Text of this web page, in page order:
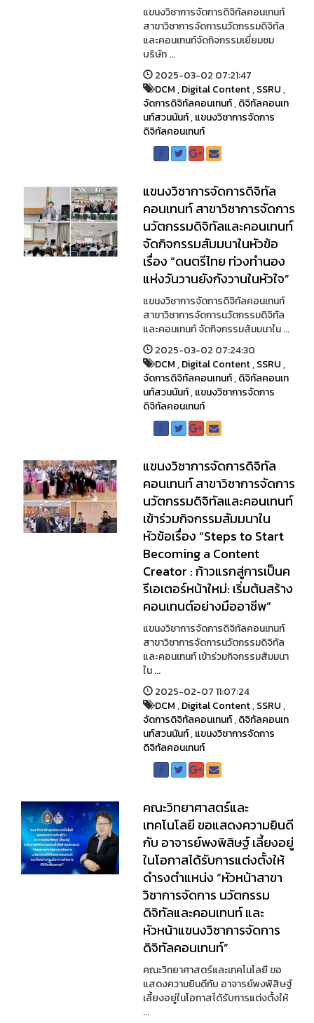
แขนงวิชาการจัดการดิจิทัลคอนเทนท์
สาขาวิชาการจัดการนวัตกรรมดิจิทัล
และคอนเทนท์จัดกิจกรรมเยี่ยมชม
บริษัท ...
2025-03-02 07:21:47
DCM,Digital Content,SSRU,
จัดการดิจิทัลคอนเทนท์,ดิจิทัลคอนเท
นท์สวนนันท์,แขนงวิชาการจัดการ
ดิจิทัลคอนเทนท์
แขนงวิชาการจัดการดิจิทัล
คอนเทนท์ สาขาวิชาการจัดการ
นวัตกรรมดิจิทัลและคอนเทนท์
จัดกิจกรรมสัมมนาในหัวข้อ
เรื่อง “ดนตรีไทย ท่วงทำนอง
แห่งวันวานยังกังวานในหัวใจ”
แขนงวิชาการจัดการดิจิทัลคอนเทนท์
สาขาวิชาการจัดการนวัตกรรมดิจิทัล
และคอนเทนท์ จัดกิจกรรมสัมมนาใน ...
2025-03-02 07:24:30
DCM,Digital Content,SSRU,
จัดการดิจิทัลคอนเทนท์,ดิจิทัลคอนเท
นท์สวนนันท์,แขนงวิชาการจัดการ
ดิจิทัลคอนเทนท์
แขนงวิชาการจัดการดิจิทัล
คอนเทนท์ สาขาวิชาการจัดการ
นวัตกรรมดิจิทัลและคอนเทนท์
เข้าร่วมกิจกรรมสัมมนาใน
หัวข้อเรื่อง “Steps to Start
Becoming a Content
Creator : ก้าวแรกสู่การเป็นค
รีเอเตอร์หน้าใหม่: เริ่มต้นสร้าง
คอนเทนต์อย่างมืออาชีพ”
แขนงวิชาการจัดการดิจิทัลคอนเทนท์
สาขาวิชาการจัดการนวัตกรรมดิจิทัล
และคอนเทนท์ เข้าร่วมกิจกรรมสัมมนา
ใน ...
2025-02-07 11:07:24
DCM,Digital Content,SSRU,
จัดการดิจิทัลคอนเทนท์,ดิจิทัลคอนเท
นท์สวนนันท์,แขนงวิชาการจัดการ
ดิจิทัลคอนเทนท์
คณะวิทยาศาสตร์และ
เทคโนโลยี ขอแสดงความยินดี
กับ อาจารย์พงพิสิษฐ์ เลี้ยงอยู่
ในโอกาสได้รับการแต่งตั้งให้
ดำรงตำแหน่ง “หัวหน้าสาขา
วิชาการจัดการ นวัตกรรม
ดิจิทัลและคอนเทนท์ และ
หัวหน้าแขนงวิชาการจัดการ
ดิจิทัลคอนเทนท์”
คณะวิทยาศาสตร์และเทคโนโลยี ขอ
แสดงความยินดีกับ อาจารย์พงพิสิษฐ์
เลี้ยงอยู่ในโอกาสได้รับการแต่งตั้งให้
...